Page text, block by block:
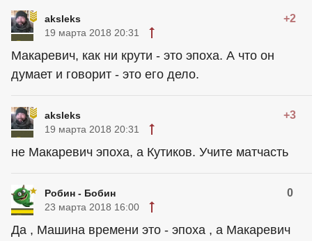
aksleks +2
19 марта 2018 20:31
Макаревич, как ни крути - это эпоха. А что он
думает и говорит - это его дело.
aksleks +3
19 марта 2018 20:31
не Макаревич эпоха, а Кутиков. Учите матчасть
Робин - Бобин 0
23 марта 2018 16:00
Да , Машина времени это - эпоха , а Макаревич